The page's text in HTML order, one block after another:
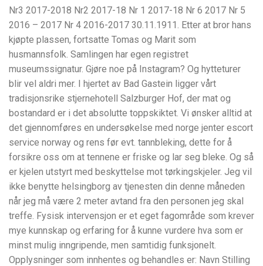
Nr3 2017-2018 Nr2 2017-18 Nr 1 2017-18 Nr 6 2017 Nr 5
2016 – 2017 Nr 4 2016-2017 30.11.1911. Etter at bror hans
kjøpte plassen, fortsatte To­mas og Marit som
husmannsfolk. Samlingen har egen registret
museumssignatur. Gjøre noe på Instagram? Og hytteturer
blir vel aldri mer. I hjertet av Bad Gastein ligger vårt
tradisjonsrike stjernehotell Salzburger Hof, der mat og
bostandard er i det absolutte toppskiktet. Vi ønsker alltid at
det gjennomføres en undersøkelse med norge jenter escort
service norway og rens før evt. tannbleking, dette for å
forsikre oss om at tennene er friske og lar seg bleke. Og så
er kjelen utstyrt med beskyttelse mot tørkingskjeler. Jeg vil
ikke benytte helsingborg av tjenesten din denne måneden
når jeg må være 2 meter avtand fra den personen jeg skal
treffe. Fysisk intervensjon er et eget fagområde som krever
mye kunnskap og erfaring for å kunne vurdere hva som er
minst mulig inngripende, men samtidig funksjonelt.
Opplysninger som innhentes og behandles er: Navn Stilling